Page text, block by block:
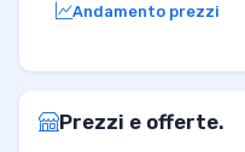
Andamento prezzi
Prezzi e offerte.